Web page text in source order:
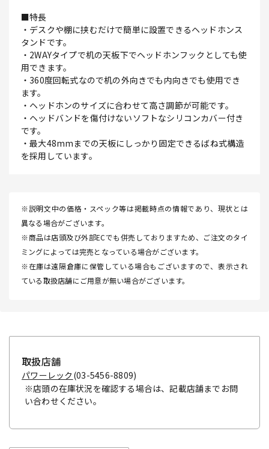
■特長
・デスクや棚に挟むだけで簡単に設置できるヘッドホンス
タンドです。
・2WAYタイプで机の天板下でヘッドホンフックとしても使
用できます。
・360度回転式なので机の外向きでも内向きでも使用でき
ます。
・ヘッドホンのサイズに合わせて高さ調節が可能です。
・ヘッドバンドを傷付けないソフトなシリコンカバー付き
です。
・最大48mmまでの天板にしっかり固定できるばね式構造
を採用しています。
※説明文中の価格・スペック等は掲載時点の情報であり、現状とは
異なる場合がございます。
※商品は店頭及び外部ECでも併売しておりますため、ご注文のタイ
ミングによっては完売となっている場合がございます。
※在庫は遠隔倉庫に保管している場合もございますので、表示され
ている取扱店舗にご用意が無い場合がございます。
取扱店舗
パワーレック (03-5456-8809)
※店頭の在庫状況を確認する場合は、記載店舗までお問
い合わせください。